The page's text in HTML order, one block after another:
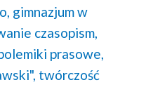
gimnazjum w
czasopism,
prasowe,
twórczość